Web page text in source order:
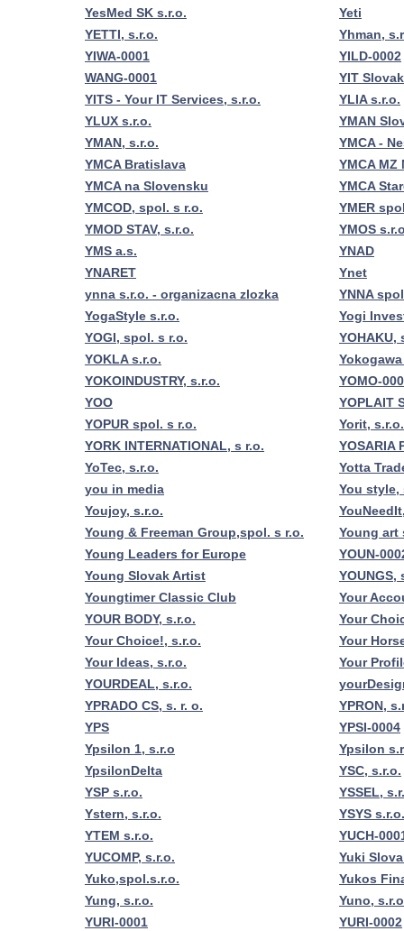
YesMed SK s.r.o.
Yeti
YETTI, s.r.o.
Yhman,
YIWA-0001
YILD-0002
WANG-0001
YIT
YITS - Your IT Services, s.r.o.
YLIA s.r.o.
YLUX s.r.o.
YMAN
YMAN, s.r.o.
YMCA -
YMCA Bratislava
YMCA MZ
YMCA na Slovensku
YMCA
YMCOD, spol. s r.o.
YMER
YMOD STAV, s.r.o.
YMOS
YMS a.s.
YNAD
YNARET
Ynet
ynna s.r.o. - organizacna zlozka
YNNA
YogaStyle s.r.o.
Yogi
YOGI, spol. s r.o.
YOHAKU,
YOKLA s.r.o.
YOKOINDUSTRY, s.r.o.
YOMO-
YOO
YOPLAIT
YOPUR spol. s r.o.
Yorit, s.r.o.
YORK INTERNATIONAL, s r.o.
YOSARIA
YoTec, s.r.o.
Yotta
you in media
You style,
Youjoy, s.r.o.
Young & Freeman Group,spol. s r.o.
Young art
Young Leaders for Europe
YOUN-
Young Slovak Artist
YOUNGS,
Youngtimer Classic Club
Your
YOUR BODY, s.r.o.
Your
Your Choice!, s.r.o.
Your
Your Ideas, s.r.o.
Your
YOURDEAL, s.r.o.
YPRADO CS, s. r. o.
YPRON,
YPS
YPSI-0004
Ypsilon 1, s.r.o
Ypsilon
YpsilonDelta
YSC, s.r.o.
YSP s.r.o.
YSSEL,
Ystern, s.r.o.
YSYS s.r.o.
YTEM s.r.o.
YUCH-
YUCOMP, s.r.o.
Yuki
Yuko,spol.s.r.o.
Yukos
Yung, s.r.o.
Yuno,
YURI-0001
YURI-0002